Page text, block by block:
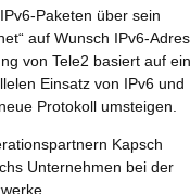
Paketen über sein
auf Wunsch IPv6-
von Tele2 basiert auf
Einsatz von IPv6 und
Protokoll umsteigen.
Kapsch
Unternehmen bei der